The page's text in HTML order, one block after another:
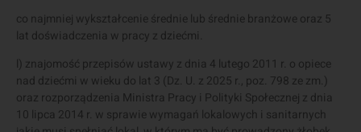
co najmniej wykształcenie średnie lub średnie branżowe oraz 5
lat doświadczenia w pracy z dziećmi.
l) znajomość przepisów ustawy z dnia 4 lutego 2011 r. o opiece
nad dziećmi w wieku do lat 3 (Dz. U. z 2025 r., poz. 798 ze zm.)
oraz rozporządzenia Ministra Pracy i Polityki Społecznej z dnia
10 lipca 2014 r. w sprawie wymagań lokalowych i sanitarnych